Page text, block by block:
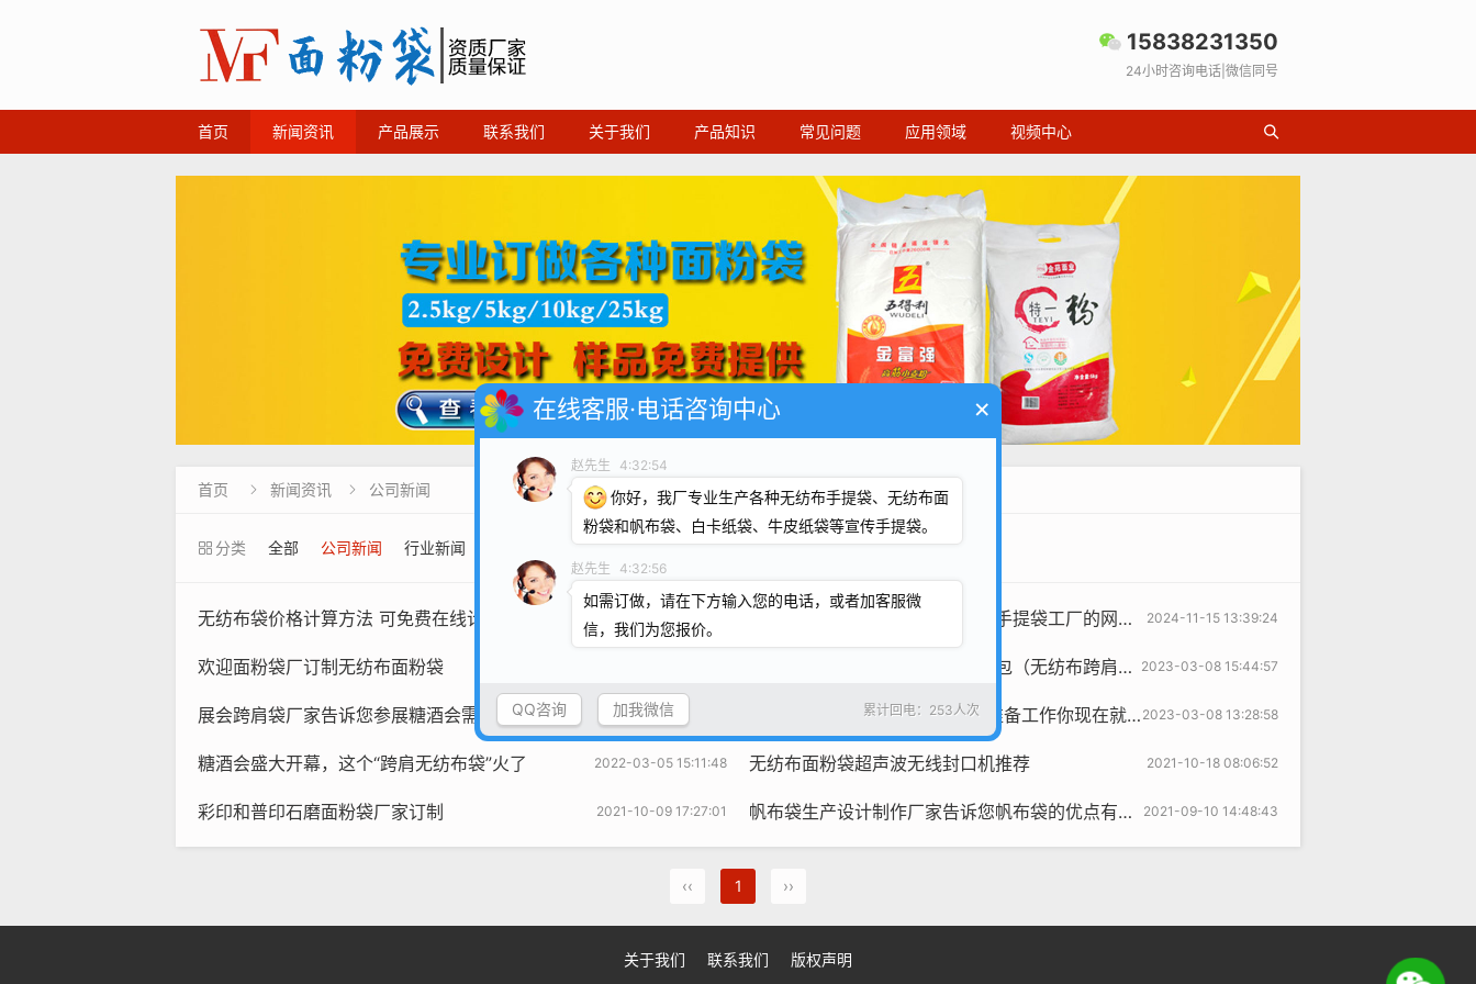
15838231350
24小时咨询电话|微信同号
首页 新闻资讯 产品展示 联系我们 关于我们 产品知识 常见问题 应用领域 视频中心
首页  新闻资讯  公司新闻
分类 全部 公司新闻 行业新闻 服务客户 caiji chatgpt
2019-04-01 18:22:55
无纺布袋价格计算方法 可免费在线计算 2024-11-15 13:39:24
百度没有浏览的情况下，无纺布手提袋工厂的网站该何去何从？
欢迎面粉袋厂订制无纺布面粉袋 2023-03-08 15:44:57
成都糖酒会出新宠啦！尼龙大挎包（无纺布跨肩袋），你背了没？
2023-03-08 15:20:16
展会跨肩袋厂家告诉您参展糖酒会需要准备哪些东西和物品？ 2023-03-08 13:28:58
2023年成都糖酒会临近，这些准备工作你现在就该做起来了 宣传跨肩袋准备好了吗？
2022-03-05 15:11:48
糖酒会盛大开幕，这个“跨肩无纺布袋”火了 2021-10-18 08:06:52
无纺布面粉袋超声波无线封口机推荐
2021-10-09 17:27:01
彩印和普印石磨面粉袋厂家订制 2021-09-10 14:48:43
帆布袋生产设计制作厂家告诉您帆布袋的优点有哪些？
‹‹ 1 ››
关于我们 联系我们 版权声明
在线客服·电话咨询中心 ×
赵先生 4:32:54
你好，我厂专业生产各种无纺布手提袋、无纺布面
粉袋和帆布袋、白卡纸袋、牛皮纸袋等宣传手提袋。
赵先生 4:32:56
如需订做，请在下方输入您的电话，或者加客服微
信，我们为您报价。
累计回电：253人次
QQ咨询 加我微信